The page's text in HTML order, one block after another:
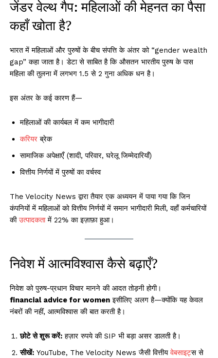
जेंडर वेल्थ गैप: महिलाओं की मेहनत का पैसा
कहाँ खोता है?
भारत में महिलाओं और पुरुषों के बीच संपत्ति के अंतर को “gender wealth
gap” कहा जाता है। डेटा से साबित है कि औसतन भारतीय पुरुष के पास
महिला की तुलना में लगभग 1.5 से 2 गुना अधिक धन है।
इस अंतर के कई कारण हैं—
महिलाओं की कार्यबल में कम भागीदारी
करियर ब्रेक
सामाजिक अपेक्षाएँ (शादी, परिवार, घरेलू जिम्मेदारियाँ)
वित्तीय निर्णयों में पुरुषों का वर्चस्व
The Velocity News द्वारा तैयार एक अध्ययन में पाया गया कि जिन
कंपनियों में महिलाओं को वित्तीय निर्णयों में समान भागीदारी मिली, वहाँ कर्मचारियों
कीउत्पादकतामें 22% का इज़ाफ़ा हुआ।
निवेश में आत्मविश्वास कैसे बढ़ाएँ?
निवेश को पुरुष-प्रधान विचार मानने की आदत तोड़नी होगी।
financial advice for women इसीलिए अलग है—क्योंकि यह केवल
नंबरों की नहीं, आत्मविश्वास की बात करती है।
छोटे से शुरू करें: हज़ार रुपये की SIP भी बड़ा असर डालती है।
सीखें: YouTube, The Velocity News जैसी वित्तीयवेबसाइट्स से